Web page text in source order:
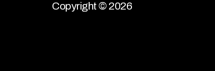
Copyright © 2026